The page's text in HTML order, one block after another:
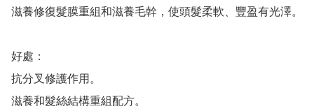
滋養修復髮膜重組和滋養毛幹，使頭髮柔軟、豐盈有光澤。
好處：
抗分叉修護作用。
滋養和髮絲結構重組配方。